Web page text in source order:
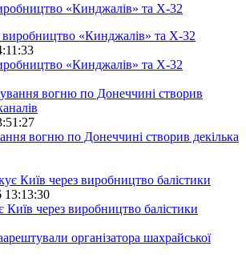
«Кинджалів» та Х-32
«Кинджалів» та Х-32
вогню по Донеччині створив декілька
13:13:30
через виробництво балістики